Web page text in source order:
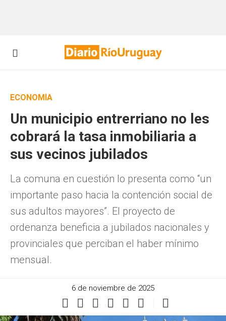
ECONOMÍA
Un municipio entrerriano no les
cobrará la tasa inmobiliaria a
sus vecinos jubilados
La comuna en cuestión lo presenta como “un
importante paso hacia la contención social de
sus adultos mayores”. El proyecto de
ordenanza beneficia a jubilados nacionales y
provinciales que perciban el haber mínimo
mensual.
6 de noviembre de 2025